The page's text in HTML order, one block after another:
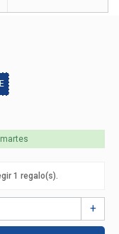
martes
1 regalo(s).
+